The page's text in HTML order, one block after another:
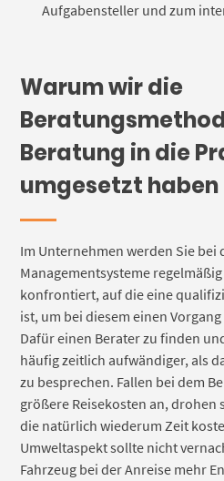
Aufgabensteller und zum
Warum wir die
Beratung in die
umgesetzt haben
Im Unternehmen werden Sie bei
Managementsysteme
konfrontiert, auf die eine
ist, um bei diesem einen
Dafür einen Berater zu finden
häufig zeitlich aufwändiger, als
zu besprechen. Fallen bei dem
größere Reisekosten an, drohen
die natürlich wiederum Zeit
Umweltaspekt sollte nicht
Fahrzeug bei der Anreise mehr